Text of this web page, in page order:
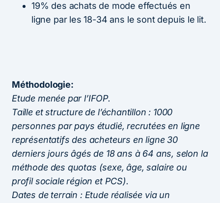
19% des achats de mode effectués en
ligne par les 18-34 ans le sont depuis le lit.
Méthodologie:
Etude menée par l’IFOP.
Taille et structure de l’échantillon : 1000
personnes par pays étudié, recrutées en ligne
représentatifs des acheteurs en ligne 30
derniers jours âgés de 18 ans à 64 ans, selon la
méthode des quotas (sexe, âge, salaire ou
profil sociale région et PCS).
Dates de terrain : Etude réalisée via un